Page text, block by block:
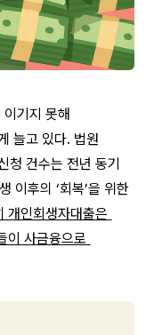
기지 못해
늘고 있다. 법원
건수는 전년 동기
이후의 ‘회복’을 위한
개인회생자대출은
이 사금융으로